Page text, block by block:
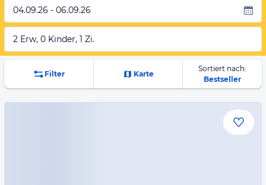
04.09.26 - 06.09.26
2 Erw, 0 Kinder, 1 Zi.
Filter Karte
Sortiert nach:
Bestseller